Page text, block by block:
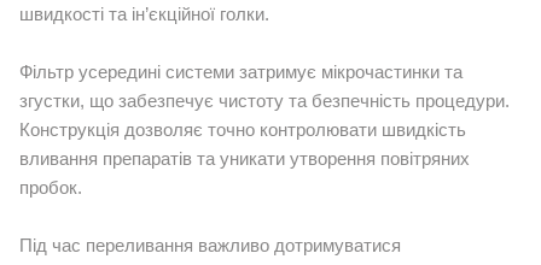
швидкості та ін’єкційної голки.
Фільтр усередині системи затримує мікрочастинки та
згустки, що забезпечує чистоту та безпечність процедури.
Конструкція дозволяє точно контролювати швидкість
вливання препаратів та уникати утворення повітряних
пробок.
Під час переливання важливо дотримуватися